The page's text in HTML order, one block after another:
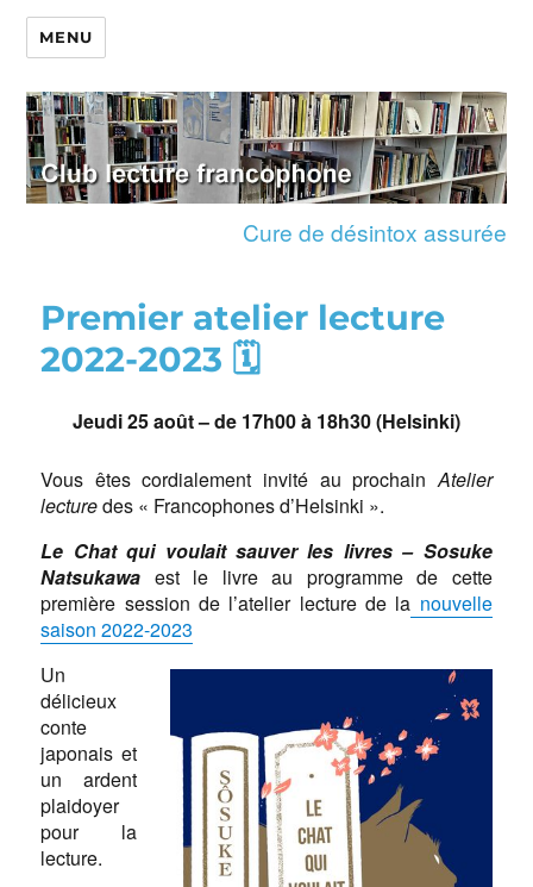
MENU
Cure de désintox assurée
Premier atelier lecture
2022-2023 🗓
Jeudi 25 août – de 17h00 à 18h30 (Helsinki)
Vous êtes cordialement invité au prochainAtelier
lecturedes « Francophones d’Helsinki ».
Le Chat qui voulait sauver les livres – Sosuke
Natsukawa est le livre au programme de cette
première session de l’atelier lecture de la nouvelle
saison 2022-2023
Un
délicieux
conte
japonais et
un ardent
plaidoyer
pour la
lecture.